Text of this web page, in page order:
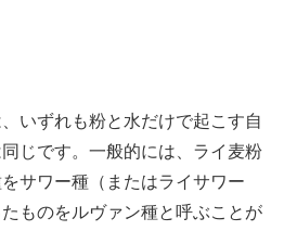
いずれも粉と水だけで起こす自
じです。一般的には、ライ麦粉
サワー種（またはライサワー
ものをルヴァン種と呼ぶことが